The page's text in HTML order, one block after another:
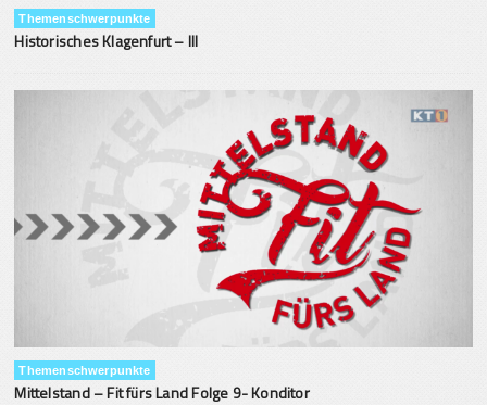
Themenschwerpunkte
Historisches Klagenfurt – III
Themenschwerpunkte
Mittelstand – Fit fürs Land Folge 9- Konditor